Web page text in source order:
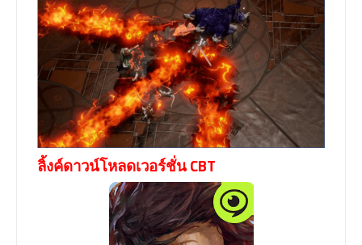
ลิ้งค์ดาวน์โหลดเวอร์ชั่น CBT